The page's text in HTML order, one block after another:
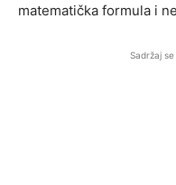
matematička formula i
Sadržaj